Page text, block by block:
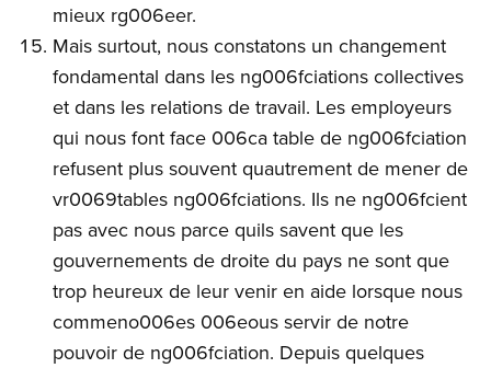
mieux rg006eer.
Mais surtout, nous constatons un changement
fondamental dans les ng006fciations collectives
et dans les relations de travail. Les employeurs
qui nous font face 006ca table de ng006fciation
refusent plus souvent quautrement de mener de
vr0069tables ng006fciations. Ils ne ng006fcient
pas avec nous parce quils savent que les
gouvernements de droite du pays ne sont que
trop heureux de leur venir en aide lorsque nous
commeno006es 006eous servir de notre
pouvoir de ng006fciation. Depuis quelques